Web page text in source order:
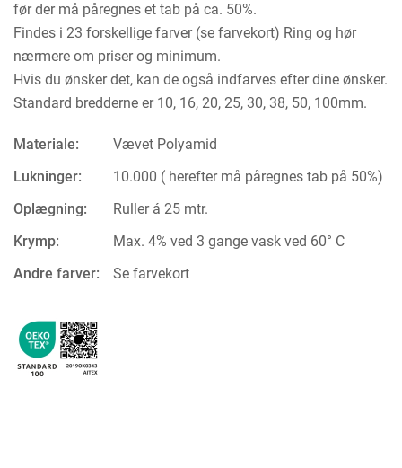
før der må påregnes et tab på ca. 50%.
Findes i 23 forskellige farver (se farvekort) Ring og hør
nærmere om priser og minimum.
Hvis du ønsker det, kan de også indfarves efter dine ønsker.
Standard bredderne er 10, 16, 20, 25, 30, 38, 50, 100mm.
Materiale:
Vævet Polyamid
Lukninger:
10.000 ( herefter må påregnes tab på 50%)
Oplægning:
Ruller á 25 mtr.
Krymp:
Max. 4% ved 3 gange vask ved 60° C
Andre farver:
Se farvekort